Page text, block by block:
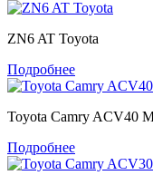
ZN6 AT Toyota
Подробнее
Toyota Camry ACV40
Подробнее